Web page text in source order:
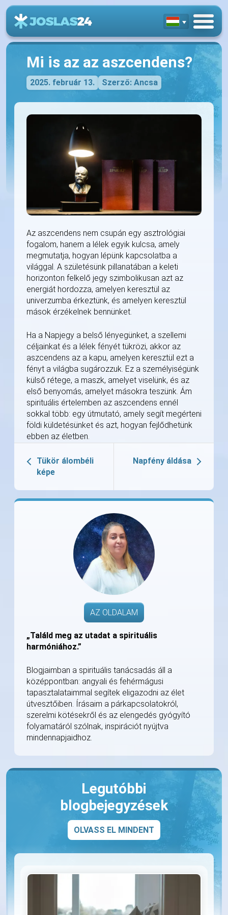
Mi is az az aszcendens?
2025. február 13. Szerző: Ancsa
Az aszcendens nem csupán egy asztrológiai
fogalom, hanem a lélek egyik kulcsa, amely
megmutatja, hogyan lépünk kapcsolatba a
világgal. A születésünk pillanatában a keleti
horizonton felkelő jegy szimbolikusan azt az
energiát hordozza, amelyen keresztül az
univerzumba érkeztünk, és amelyen keresztül
mások érzékelnek bennünket.
Ha a Napjegy a belső lényegünket, a szellemi
céljainkat és a lélek fényét tükrözi, akkor az
aszcendens az a kapu, amelyen keresztül ezt a
fényt a világba sugározzuk. Ez a személyiségünk
külső rétege, a maszk, amelyet viselünk, és az
első benyomás, amelyet másokra teszünk. Ám
spirituális értelemben az aszcendens ennél
sokkal több: egy útmutató, amely segít megérteni
földi küldetésünket és azt, hogyan fejlődhetünk
ebben az életben.
Tükör álombéli
képe
Napfény áldása
AZ OLDALAM
„Találd meg az utadat a spirituális
harmóniához.”
Blogjaimban a spirituális tanácsadás áll a
középpontban: angyali és fehérmágusi
tapasztalataimmal segítek eligazodni az élet
útvesztőiben. Írásaim a párkapcsolatokról,
szerelmi kötésekről és az elengedés gyógyító
folyamatáról szólnak, inspirációt nyújtva
mindennapjaidhoz.
Legutóbbi
blogbejegyzések
OLVASS EL MINDENT